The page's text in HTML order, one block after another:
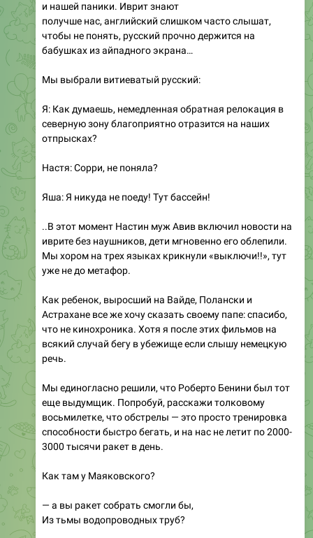
и нашей паники. Иврит знают
получше нас, английский слишком часто слышат,
чтобы не понять, русский прочно держится на
бабушках из айпадного экрана…
Мы выбрали витиеватый русский:
Я: Как думаешь, немедленная обратная релокация в
северную зону благоприятно отразится на наших
отпрысках?
Настя: Сорри, не поняла?
Яша: Я никуда не поеду! Тут бассейн!
..В этот момент Настин муж Авив включил новости на
иврите без наушников, дети мгновенно его облепили.
Мы хором на трех языках крикнули «выключи!!», тут
уже не до метафор.
Как ребенок, выросший на Вайде, Полански и
Астрахане все же хочу сказать своему папе: спасибо,
что не кинохроника. Хотя я после этих фильмов на
всякий случай бегу в убежище если слышу немецкую
речь.
Мы единогласно решили, что Роберто Бенини был тот
еще выдумщик. Попробуй, расскажи толковому
восьмилетке, что обстрелы — это просто тренировка
способности быстро бегать, и на нас не летит по 2000-
3000 тысячи ракет в день.
Как там у Маяковского?
— а вы ракет собрать смогли бы,
Из тьмы водопроводных труб?